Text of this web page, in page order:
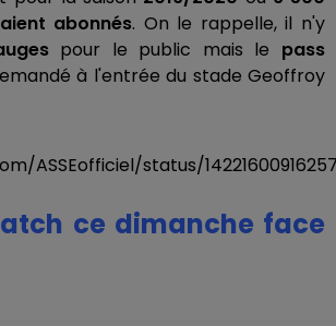
abonnés. On le rappelle, il n'y
pour le public mais le pass
à l'entrée du stade Geoffroy
ASSEofficiel/status/
ce dimanche face